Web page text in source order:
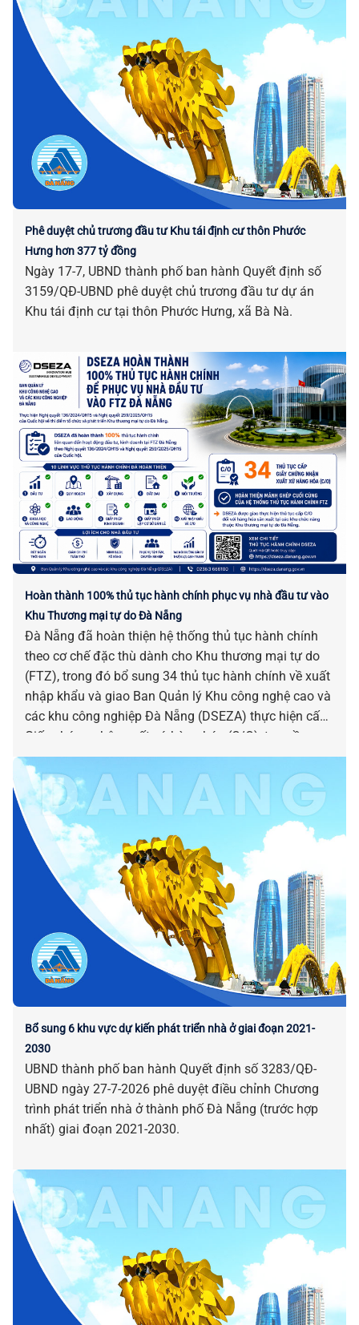
Phê duyệt chủ trương đầu tư Khu tái định cư thôn Phước
Hưng hơn 377 tỷ đồng
Ngày 17-7, UBND thành phố ban hành Quyết định số
3159/QĐ-UBND phê duyệt chủ trương đầu tư dự án
Khu tái định cư tại thôn Phước Hưng, xã Bà Nà.
Hoàn thành 100% thủ tục hành chính phục vụ nhà đầu tư vào
Khu Thương mại tự do Đà Nẵng
Đà Nẵng đã hoàn thiện hệ thống thủ tục hành chính
theo cơ chế đặc thù dành cho Khu thương mại tự do
(FTZ), trong đó bổ sung 34 thủ tục hành chính về xuất
nhập khẩu và giao Ban Quản lý Khu công nghệ cao và
các khu công nghiệp Đà Nẵng (DSEZA) thực hiện cấp
Giấy chứng nhận xuất xứ hàng hóa (C/O), tạo nền
tảng sẵn sàng đưa FTZ vào vận hành, nâng cao hiệu
quả thu hút đầu tư và phát triển thương mại quốc tế.
Bổ sung 6 khu vực dự kiến phát triển nhà ở giai đoạn 2021-
2030
UBND thành phố ban hành Quyết định số 3283/QĐ-
UBND ngày 27-7-2026 phê duyệt điều chỉnh Chương
trình phát triển nhà ở thành phố Đà Nẵng (trước hợp
nhất) giai đoạn 2021-2030.